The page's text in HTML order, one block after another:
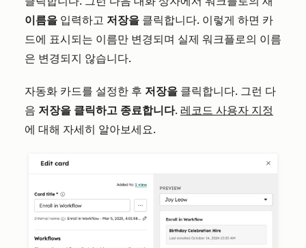
이름을 입력하고 저장을 클릭합니다. 이렇게 하면 카
드에 표시되는 이름만 변경되며 실제 워크플로의 이름
은 변경되지 않습니다.
자동화 카드를 설정한 후 저장을 클릭합니다. 그런 다
음 저장을 클릭하고 종료합니다. 레코드 사용자 지정
에 대해 자세히 알아보세요.